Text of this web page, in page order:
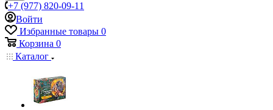
+7 (977) 820-09-11
Войти
Избранные товары 0
Корзина 0
Каталог